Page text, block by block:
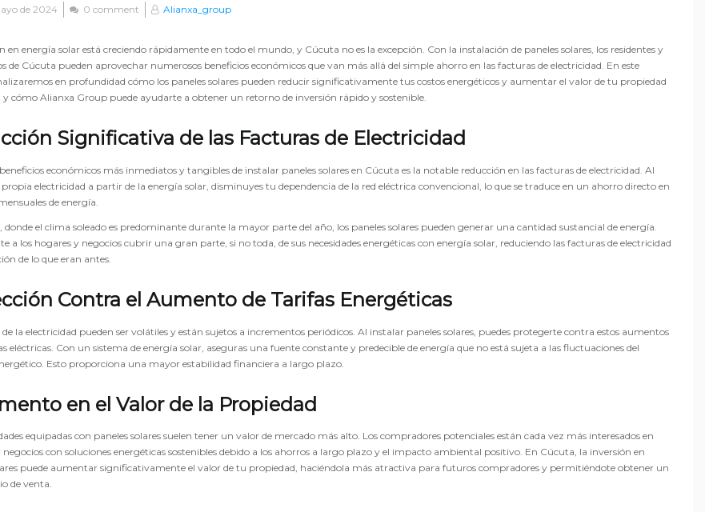
de 2024 0 comment Alianxa_group
en energía solar está creciendo rápidamente en todo el mundo, y Cúcuta no es la excepción. Con la instalación de paneles solares, los residentes y
de Cúcuta pueden aprovechar numerosos beneficios económicos que van más allá del simple ahorro en las facturas de electricidad. En este
en profundidad cómo los paneles solares pueden reducir significativamente tus costos energéticos y aumentar el valor de tu propiedad
y cómo Alianxa Group puede ayudarte a obtener un retorno de inversión rápido y sostenible.
Significativa de las Facturas de Electricidad
económicos más inmediatos y tangibles de instalar paneles solares en Cúcuta es la notable reducción en las facturas de electricidad. Al
electricidad a partir de la energía solar, disminuyes tu dependencia de la red eléctrica convencional, lo que se traduce en un ahorro directo en
de energía.
donde el clima soleado es predominante durante la mayor parte del año, los paneles solares pueden generar una cantidad sustancial de energía.
a los hogares y negocios cubrir una gran parte, si no toda, de sus necesidades energéticas con energía solar, reduciendo las facturas de electricidad
de lo que eran antes.
Contra el Aumento de Tarifas Energéticas
de la electricidad pueden ser volátiles y están sujetos a incrementos periódicos. Al instalar paneles solares, puedes protegerte contra estos aumentos
eléctricas. Con un sistema de energía solar, aseguras una fuente constante y predecible de energía que no está sujeta a las fluctuaciones del
Esto proporciona una mayor estabilidad financiera a largo plazo.
en el Valor de la Propiedad
equipadas con paneles solares suelen tener un valor de mercado más alto. Los compradores potenciales están cada vez más interesados en
negocios con soluciones energéticas sostenibles debido a los ahorros a largo plazo y el impacto ambiental positivo. En Cúcuta, la inversión en
puede aumentar significativamente el valor de tu propiedad, haciéndola más atractiva para futuros compradores y permitiéndote obtener un
de venta.